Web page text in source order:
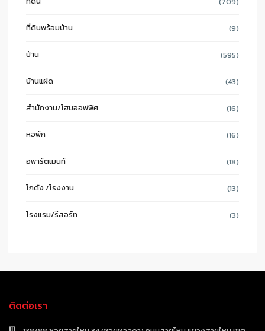
ที่ดินพร้อมบ้าน (9)
บ้าน (595)
บ้านแฝด (43)
สำนักงาน/โฮมออฟฟิศ (16)
หอพัก (16)
อพาร์ตเมนท์ (18)
โกดัง /โรงงาน (13)
โรงแรม/รีสอร์ท (3)
ติดต่อเรา